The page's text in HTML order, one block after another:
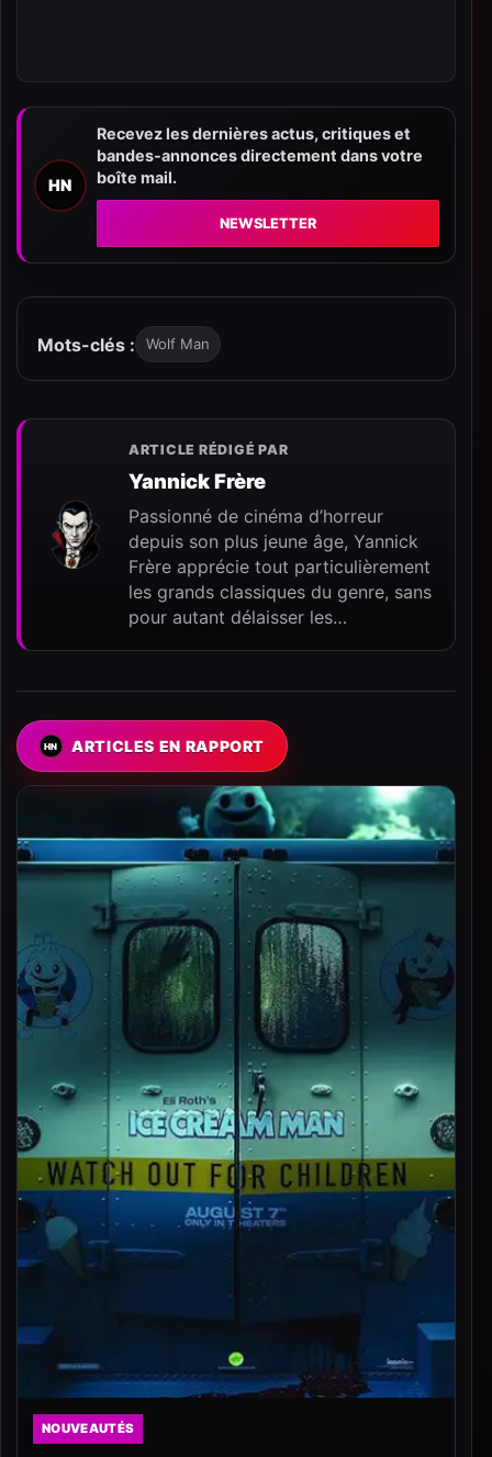
HN
Recevez les dernières actus, critiques et
bandes-annonces directement dans votre
boîte mail.
NEWSLETTER
Mots-clés : Wolf Man
ARTICLE RÉDIGÉ PAR
Yannick Frère
Passionné de cinéma d’horreur
depuis son plus jeune âge, Yannick
Frère apprécie tout particulièrement
les grands classiques du genre, sans
pour autant délaisser les…
ARTICLES EN RAPPORT
NOUVEAUTÉS